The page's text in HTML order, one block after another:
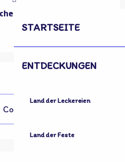
STARTSEITE
ENTDECKUNGEN
Land der Leckereien
Land der Feste
Contacter